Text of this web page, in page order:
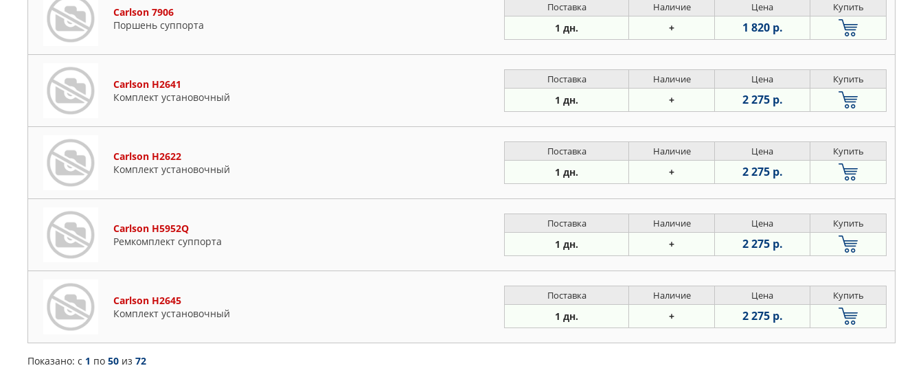
Carlson 7906
Поршень суппорта
Поставка Наличие Цена Купить
1 дн. + 1 820 р.
Carlson H2641
Комплект установочный
Поставка Наличие Цена Купить
1 дн. + 2 275 р.
Carlson H2622
Комплект установочный
Поставка Наличие Цена Купить
1 дн. + 2 275 р.
Carlson H5952Q
Ремкомплект суппорта
Поставка Наличие Цена Купить
1 дн. + 2 275 р.
Carlson H2645
Комплект установочный
Поставка Наличие Цена Купить
1 дн. + 2 275 р.
Показано: c 1 по 50 из 72